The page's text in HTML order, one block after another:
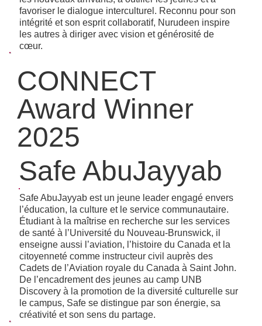
favoriser le dialogue interculturel. Reconnu pour son
intégrité et son esprit collaboratif, Nurudeen inspire
les autres à diriger avec vision et générosité de
cœur.
CONNECT
Award Winner
2025
Safe AbuJayyab
Safe AbuJayyab est un jeune leader engagé envers
l’éducation, la culture et le service communautaire.
Étudiant à la maîtrise en recherche sur les services
de santé à l’Université du Nouveau-Brunswick, il
enseigne aussi l’aviation, l’histoire du Canada et la
citoyenneté comme instructeur civil auprès des
Cadets de l’Aviation royale du Canada à Saint John.
De l’encadrement des jeunes au camp UNB
Discovery à la promotion de la diversité culturelle sur
le campus, Safe se distingue par son énergie, sa
créativité et son sens du partage.